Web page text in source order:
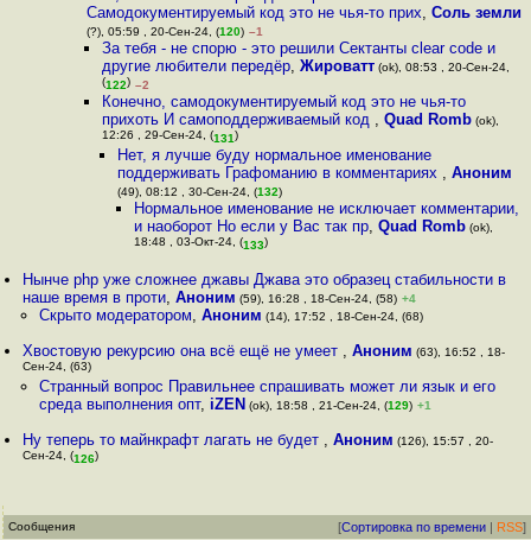
Самодокументируемый код это не чья-то прих, Соль земли
(?), 05:59 , 20-Сен-24, (120) –1
За тебя - не спорю - это решили Сектанты clear code и
другие любители передёр, Жироватт(ok), 08:53 , 20-Сен-24,
(122) –2
Конечно, самодокументируемый код это не чья-то
прихоть И самоподдерживаемый код , Quad Romb(ok),
12:26 , 29-Сен-24, (131)
Нет, я лучше буду нормальное именование
поддерживать Графоманию в комментариях ,Аноним
(49), 08:12 , 30-Сен-24, (132)
Нормальное именование не исключает комментарии,
и наоборот Но если у Вас так пр, Quad Romb(ok),
18:48 , 03-Окт-24, (133)
Нынче php уже сложнее джавы Джава это образец стабильности в
наше время в проти,Аноним (59), 16:28 , 18-Сен-24, (58) +4
Скрыто модератором, Аноним (14), 17:52 , 18-Сен-24, (68)
Хвостовую рекурсию она всё ещё не умеет ,Аноним (63), 16:52 , 18-
Сен-24, (63)
Странный вопрос Правильнее спрашивать может ли язык и его
среда выполнения опт, iZEN (ok), 18:58 , 21-Сен-24, (129) +1
Ну теперь то майнкрафт лагать не будет ,Аноним (126), 15:57 , 20-
Сен-24, (126)
Сообщения [Сортировка по времени | RSS]